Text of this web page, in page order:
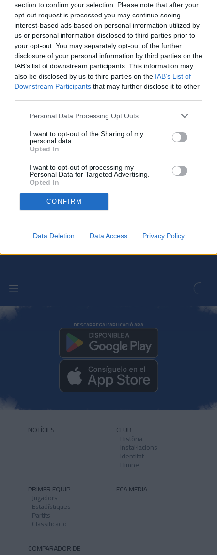
section to confirm your selection. Please note that after your
opt-out request is processed you may continue seeing
interest-based ads based on personal information utilized by
us or personal information disclosed to third parties prior to
your opt-out. You may separately opt-out of the further
disclosure of your personal information by third parties on the
IAB’s list of downstream participants. This information may
also be disclosed by us to third parties on the IAB’s List of
Downstream Participants that may further disclose it to other
Personal Data Processing Opt Outs
I want to opt-out of the Sharing of my
personal data.
Opted In
I want to opt-out of processing my
Personal Data for Targeted Advertising.
Opted In
CONFIRM
Data Deletion Data Access Privacy Policy
#SomTricolors
Notícies relacionades
Enes Sali: "La manera de jugar de
l’Andorra encaixa perfectament amb
mí"
PRIMER EQUIP
Accident per tancar la pretemporada
PRIMER EQUIP
Enes Sali, talent jove per a l'atac
tricolor
Acord amb el Mallorca pel traspàs de
Josep Cerdà
PRIMER EQUIP
DESCARREGA L'APLICACIÓ ARA
NOTÍCIES CLUB
Història
Instal·lacions
Identitat
Himne
PRIMER EQUIP
Jugadors
Estadístiques
Partits
Classificació
FCA MEDIA
COMPARADOR DE